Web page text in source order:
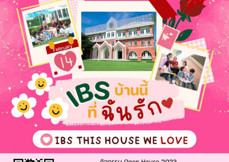
ยินดีต้อนรับจากผู้บริหาร
สิ่งอำนวยความสะดวก
คู่มือนักเรียนและผู้ปกครอง
นโยบายความเป็นส่วนตัว
ติดด่อเรา
พิจิตร:056 612 991
พิษณุโลก:055 336 244
phichit@imperialschool.ac.th